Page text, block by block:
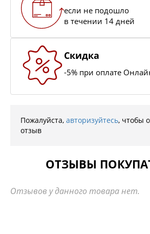
если не подошло
в течении 14 дней
Скидка
-5% при оплате
Пожалуйста, авторизуйтесь, чтобы
отзыв
ОТЗЫВЫ
Отзывов у данного товара нет.